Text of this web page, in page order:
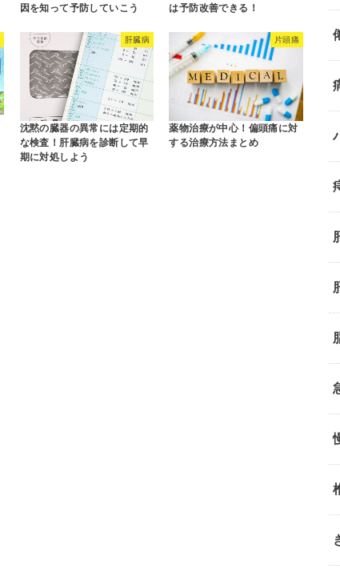
因を知って予防していこう
は予防改善できる！
肝臓病
沈黙の臓器の異常には定期的
な検査！肝臓病を診断して早
期に対処しよう
片頭痛
薬物治療が中心！偏頭痛に対
する治療方法まとめ